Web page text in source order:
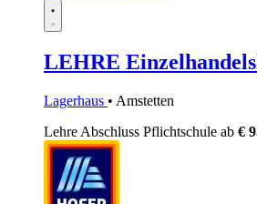
LEHRE
Lagerhaus • Amstetten
Lehre Abschluss Pflichtschule ab €